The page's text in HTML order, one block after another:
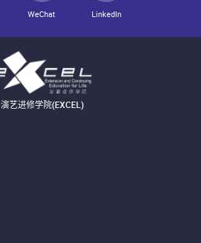
WeChat LinkedIn
演艺进修学院(EXCEL)